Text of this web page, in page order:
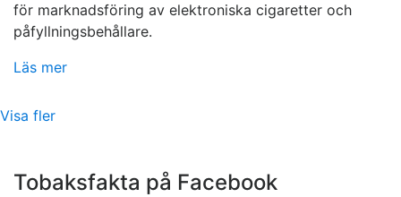
för marknadsföring av elektroniska cigaretter och
påfyllningsbehållare.
Läs mer
Visa fler
Tobaksfakta på Facebook